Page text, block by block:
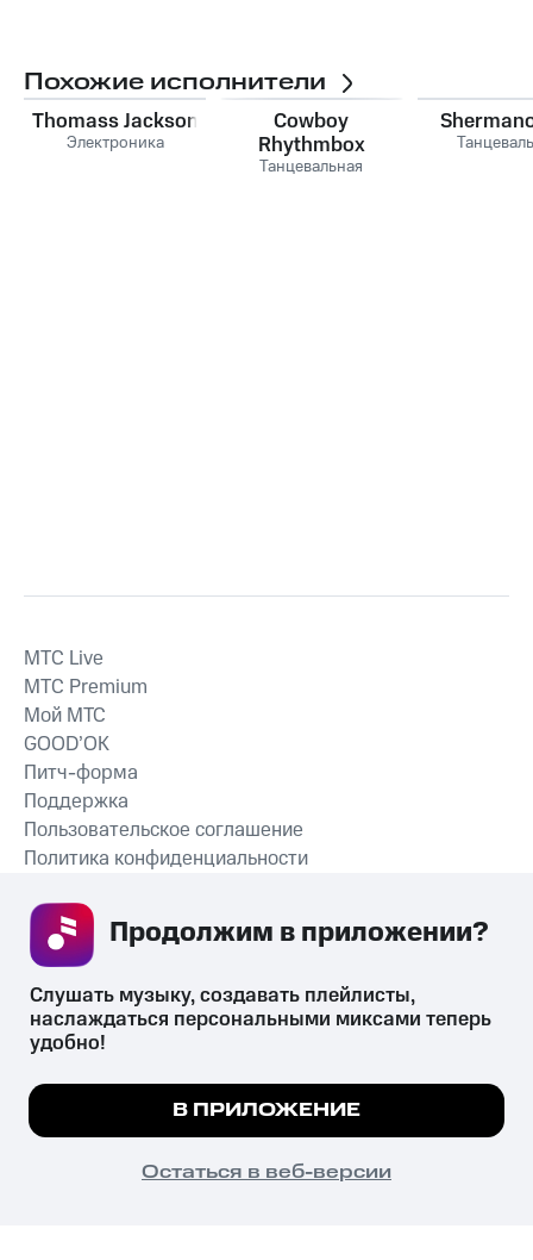
Похожие исполнители
Thomass Jackson
Электроника
Cowboy
Rhythmbox
Танцевальная
СКАЧАТЬ ПРИЛОЖЕНИЕ
MTС Live
MTС Premium
Мой МТС
GOOD’OK
Питч-форма
Поддержка
Пользовательское соглашение
Политика конфиденциальности
психотропных веществ, их аналогов причиняет вред здоровью,
их незаконный оборот запрещён и влечёт установленную
законодательством ответственность.
© 2026 ООО «КИОН».
Все права защищены
Мы используем куки, чтобы на сайте все
Подробнее
ПОНЯТНО
Слушать музыку, создавать плейлисты,
наслаждаться персональными миксами теперь
удобно!
В ПРИЛОЖЕНИЕ
Остаться в веб-версии